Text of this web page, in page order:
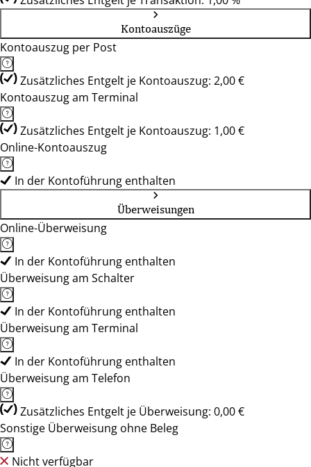
Kontoauszüge
Kontoauszug per Post
Zusätzliches Entgelt je Kontoauszug: 2,00 €
Kontoauszug am Terminal
Zusätzliches Entgelt je Kontoauszug: 1,00 €
Online-Kontoauszug
In der Kontoführung enthalten
Überweisungen
Online-Überweisung
In der Kontoführung enthalten
Überweisung am Schalter
In der Kontoführung enthalten
Überweisung am Terminal
In der Kontoführung enthalten
Überweisung am Telefon
Zusätzliches Entgelt je Überweisung: 0,00 €
Sonstige Überweisung ohne Beleg
Nicht verfügbar